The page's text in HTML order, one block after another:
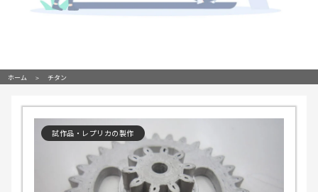
ホーム チタン
試作品・レプリカの製作